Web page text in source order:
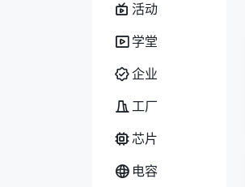
活动
学堂
企业
工厂
芯片
电容